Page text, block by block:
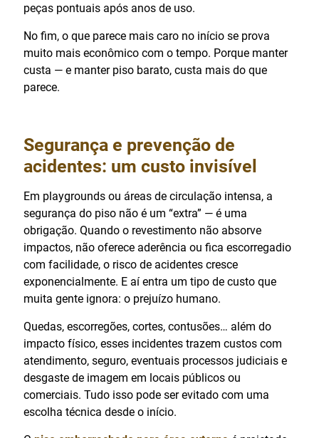
peças pontuais após anos de uso.
No fim, o que parece mais caro no início se prova
muito mais econômico com o tempo. Porque manter
custa — e manter piso barato, custa mais do que
parece.
Segurança e prevenção de
acidentes: um custo invisível
Em playgrounds ou áreas de circulação intensa, a
segurança do piso não é um “extra” — é uma
obrigação. Quando o revestimento não absorve
impactos, não oferece aderência ou fica escorregadio
com facilidade, o risco de acidentes cresce
exponencialmente. E aí entra um tipo de custo que
muita gente ignora: o prejuízo humano.
Quedas, escorregões, cortes, contusões… além do
impacto físico, esses incidentes trazem custos com
atendimento, seguro, eventuais processos judiciais e
desgaste de imagem em locais públicos ou
comerciais. Tudo isso pode ser evitado com uma
escolha técnica desde o início.